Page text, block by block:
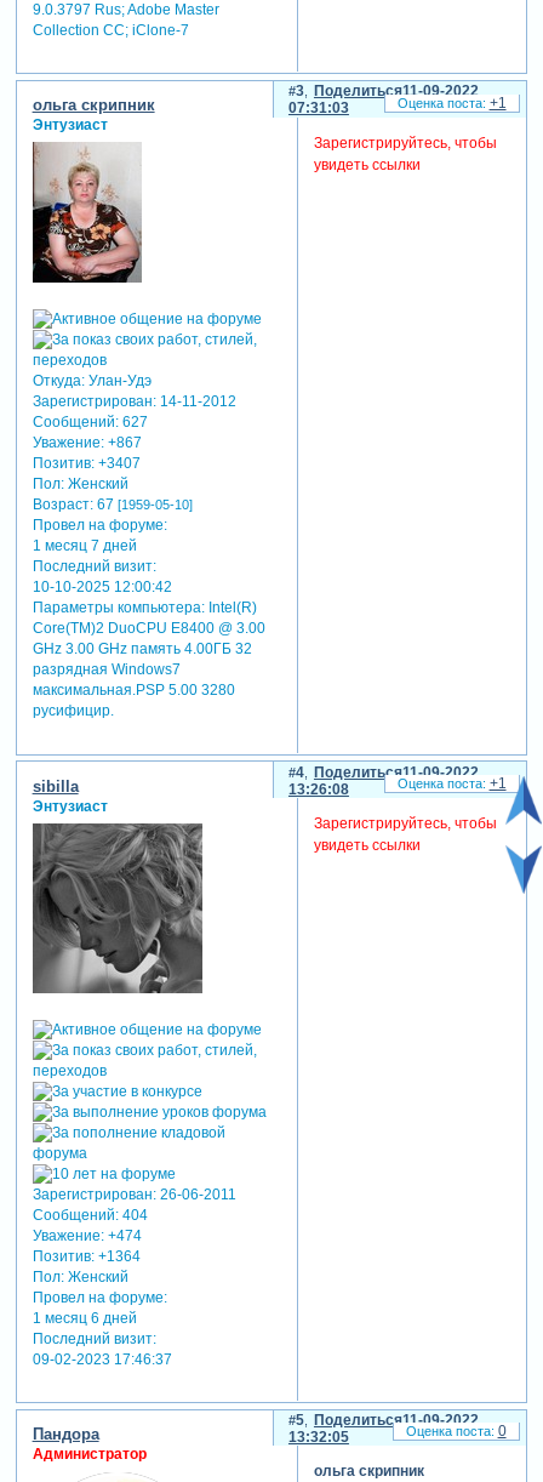
9.0.3797 Rus; Adobe Master
Collection СС; iClone-7
Поделиться
3
11-09-2022
07:31:03
ольга скрипник
Энтузиаст
Откуда:Улан-Удэ
Зарегистрирован: 14-11-2012
Сообщений:627
Уважение: +867
Позитив: +3407
Пол:Женский
Возраст:67 [1959-05-10]
Провел на форуме:
1 месяц 7 дней
Последний визит:
10-10-2025 12:00:42
Параметры компьютера:Intel(R)
Core(TM)2 DuoCPU E8400 @ 3.00
GHz 3.00 GHz память 4.00ГБ 32
разрядная Windows7
максимальная.PSP 5.00 3280
русифицир.
Зарегистрируйтесь, чтобы
увидеть ссылки
+1
Поделиться
4
11-09-2022
13:26:08
sibilla
Энтузиаст
Зарегистрирован: 26-06-2011
Сообщений:404
Уважение: +474
Позитив: +1364
Пол:Женский
Провел на форуме:
1 месяц 6 дней
Последний визит:
09-02-2023 17:46:37
Зарегистрируйтесь, чтобы
увидеть ссылки
+1
Поделиться
5
11-09-2022
13:32:05
Пандора
Администратор
ольга скрипник
0